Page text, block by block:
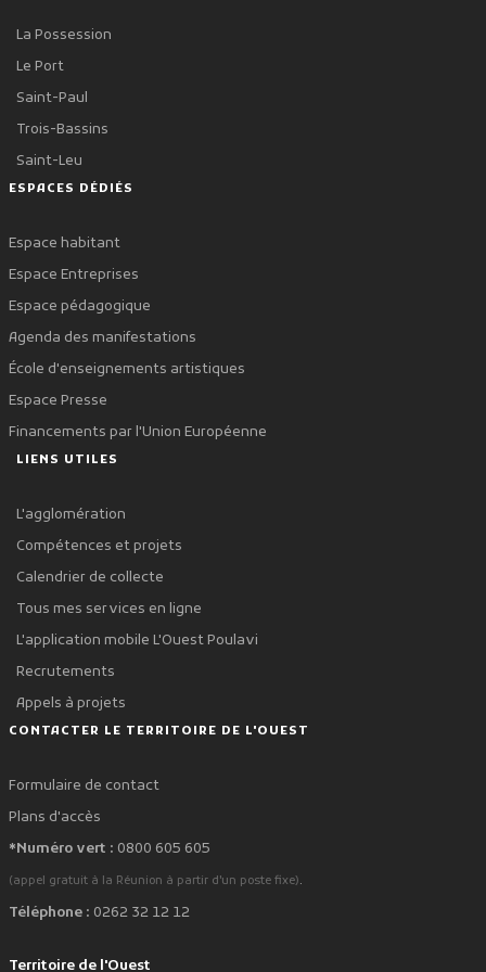
La Possession
Le Port
Saint-Paul
Trois-Bassins
Saint-Leu
ESPACES DÉDIÉS
Espace habitant
Espace Entreprises
Espace pédagogique
Agenda des manifestations
École d'enseignements artistiques
Espace Presse
Financements par l'Union Européenne
LIENS UTILES
L'agglomération
Compétences et projets
Calendrier de collecte
Tous mes services en ligne
L'application mobile L'Ouest Poulavi
Recrutements
Appels à projets
CONTACTER LE TERRITOIRE DE L'OUEST
Formulaire de contact
Plans d'accès
*Numéro vert : 0800 605 605
(appel gratuit à la Réunion à partir d'un poste fixe).
Téléphone : 0262 32 12 12
Territoire de l'Ouest